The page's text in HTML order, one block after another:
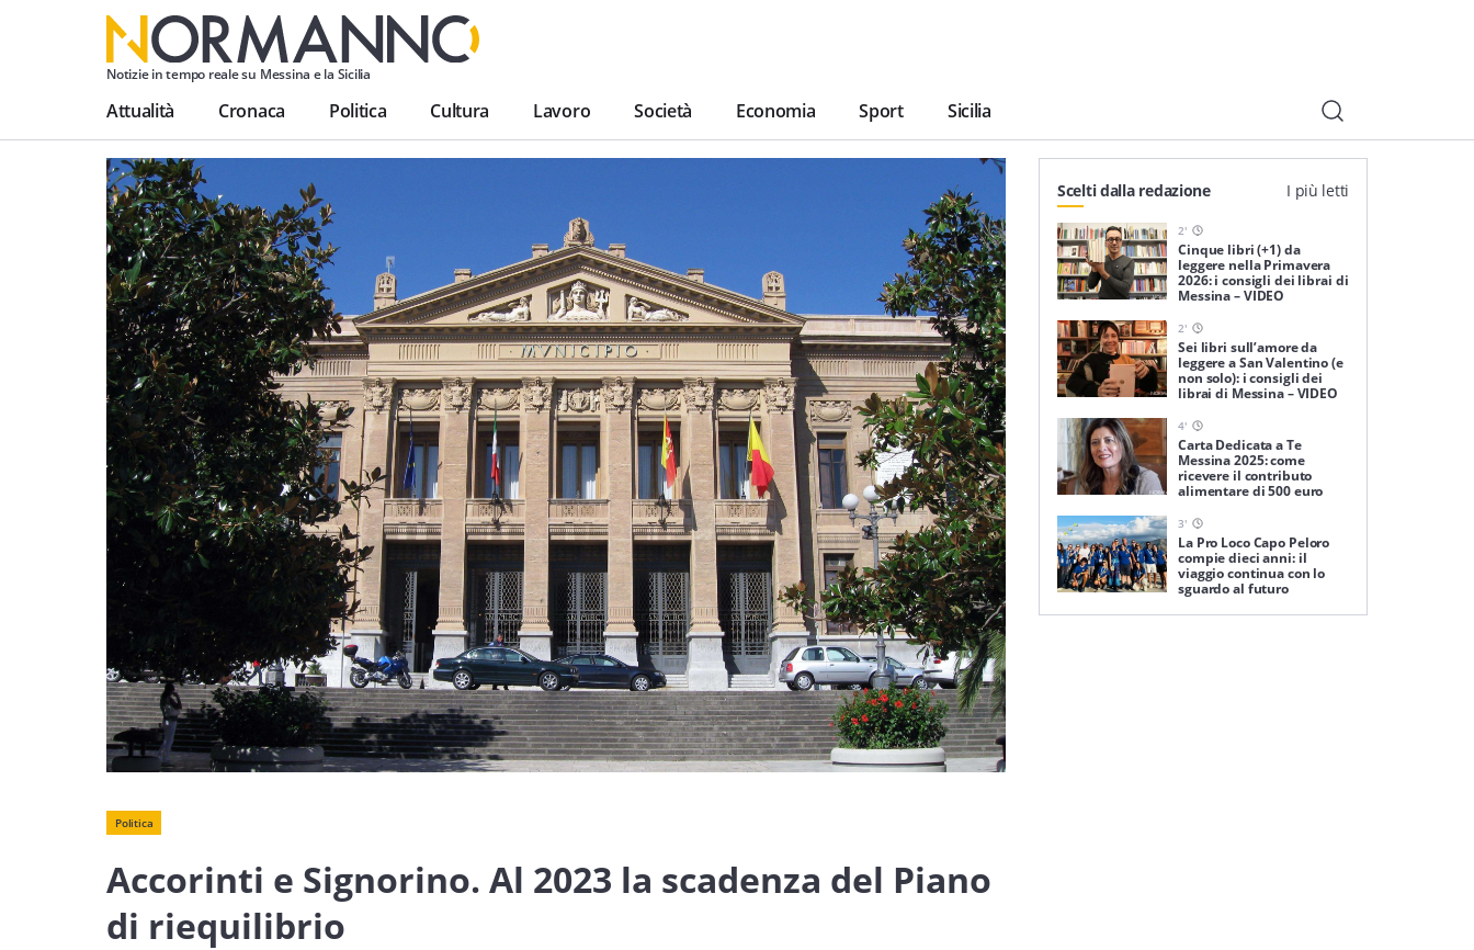
Notizie in tempo reale su Messina e la Sicilia
Attualità Cronaca Politica Cultura Lavoro Società Economia Sport Sicilia
Politica
Accorinti e Signorino. Al 2023 la scadenza del Piano
di riequilibrio
Scelti dalla redazione I più letti
2'
Cinque libri (+1) da
leggere nella Primavera
2026: i consigli dei librai di
Messina – VIDEO
2'
Sei libri sull’amore da
leggere a San Valentino (e
non solo): i consigli dei
librai di Messina – VIDEO
4'
Carta Dedicata a Te
Messina 2025: come
ricevere il contributo
alimentare di 500 euro
3'
La Pro Loco Capo Peloro
compie dieci anni: il
viaggio continua con lo
sguardo al futuro